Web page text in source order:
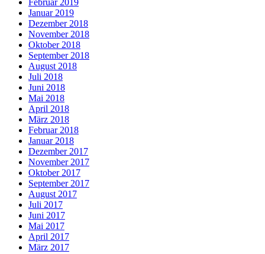
Februar 2019
Januar 2019
Dezember 2018
November 2018
Oktober 2018
September 2018
August 2018
Juli 2018
Juni 2018
Mai 2018
April 2018
März 2018
Februar 2018
Januar 2018
Dezember 2017
November 2017
Oktober 2017
September 2017
August 2017
Juli 2017
Juni 2017
Mai 2017
April 2017
März 2017